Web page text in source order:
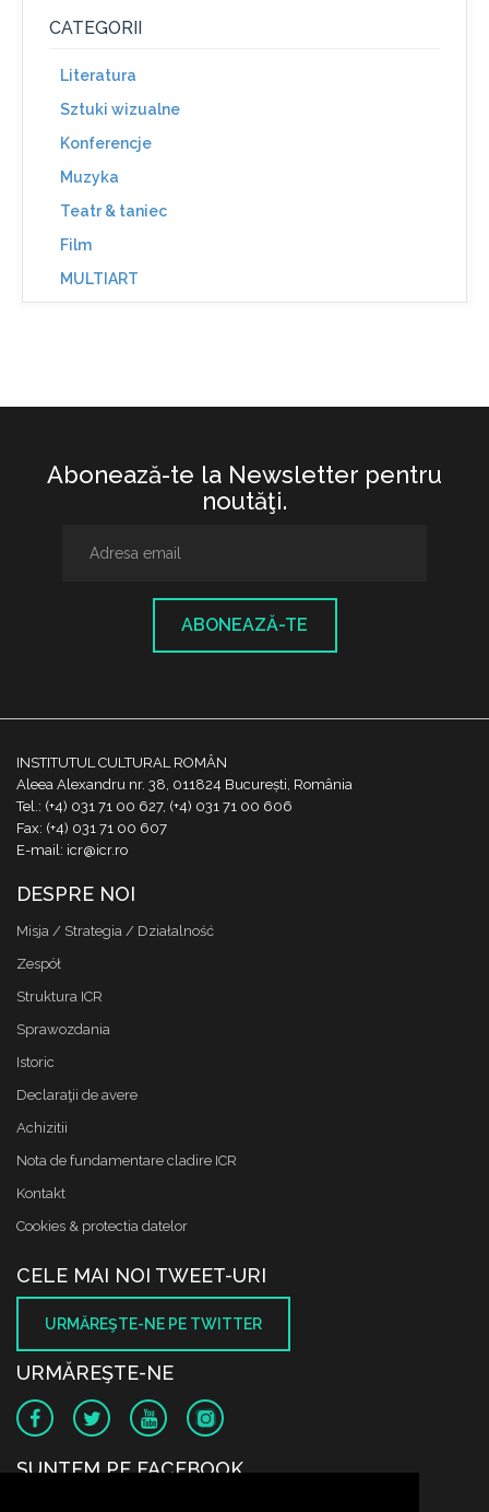
CATEGORII
Literatura
Sztuki wizualne
Konferencje
Muzyka
Teatr & taniec
Film
MULTIART
Abonează-te la Newsletter pentru
noutăţi.
ABONEAZĂ-TE
INSTITUTUL CULTURAL ROMÂN
Aleea Alexandru nr. 38, 011824 București, România
Tel.: (+4) 031 71 00 627, (+4) 031 71 00 606
Fax: (+4) 031 71 00 607
E-mail: icr@icr.ro
DESPRE NOI
Misja / Strategia / Działalność
Zespół
Struktura ICR
Sprawozdania
Istoric
Declaraţii de avere
Achizitii
Nota de fundamentare cladire ICR
Kontakt
Cookies & protectia datelor
CELE MAI NOI TWEET-URI
URMĂREŞTE-NE PE TWITTER
URMĂREŞTE-NE
SUNTEM PE FACEBOOK